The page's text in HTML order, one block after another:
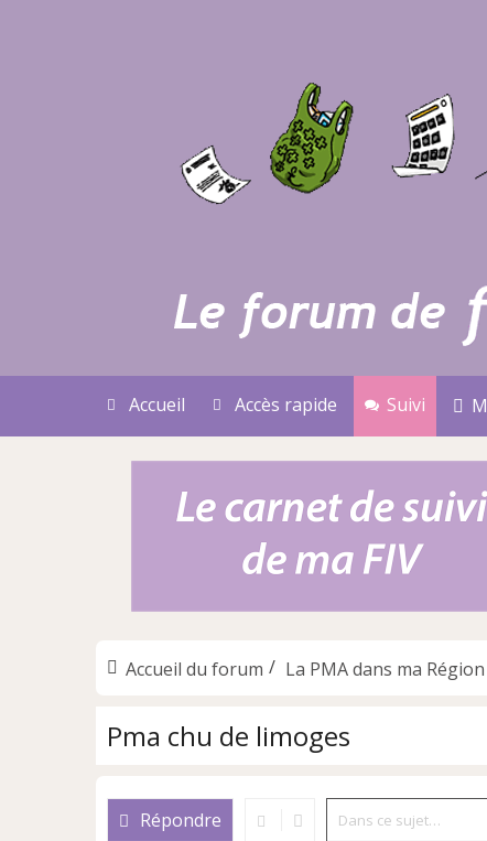
Accueil Accès rapide Suivi
Accueil du forum La PMA dans ma Région
Pma chu de limoges
Répondre